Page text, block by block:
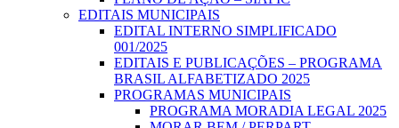
EDITAIS MUNICIPAIS
EDITAL INTERNO SIMPLIFICADO
001/2025
EDITAIS E PUBLICAÇÕES – PROGRAMA
BRASIL ALFABETIZADO 2025
PROGRAMAS MUNICIPAIS
PROGRAMA MORADIA LEGAL 2025